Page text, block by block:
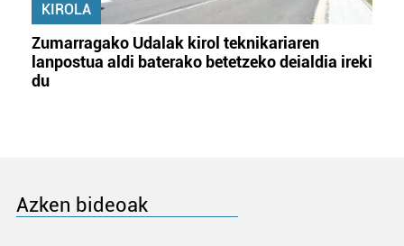
KIROLA
Zumarragako Udalak kirol teknikariaren
lanpostua aldi baterako betetzeko deialdia ireki
du
Azken bideoak